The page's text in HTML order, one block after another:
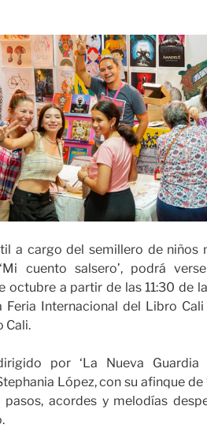
a cargo del semillero de niños
cuento salsero’, podrá
octubre a partir de las 11:30 de
Feria Internacional del Libro
Cali.
por ‘La Nueva Guardia
López, con su afinque de
acordes y melodías